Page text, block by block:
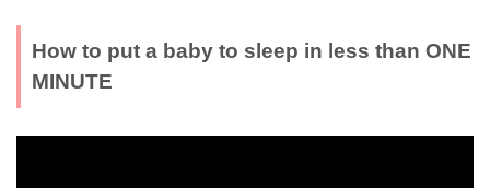
How to put a baby to sleep in less than ONE
MINUTE